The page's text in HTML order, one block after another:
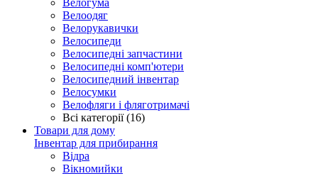
Велогума
Велоодяг
Велорукавички
Велосипеди
Велосипедні запчастини
Велосипедні комп'ютери
Велосипедний інвентар
Велосумки
Велофляги і фляготримачі
Всі категорії (16)
Товари для дому
Інвентар для прибирання
Відра
Вікномийки